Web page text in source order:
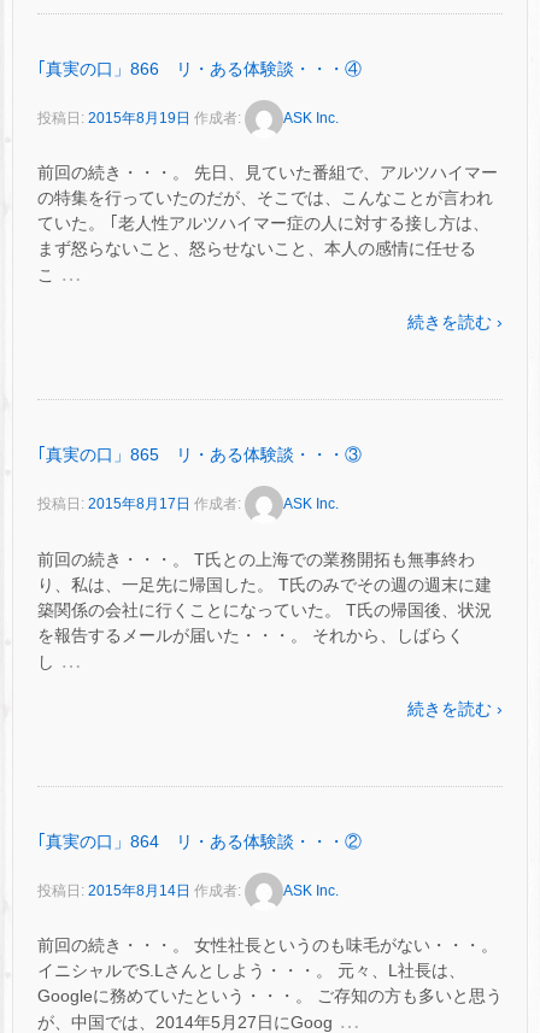
｢真実の口」866 リ・ある体験談・・・④
投稿日: 2015年8月19日 作成者: ASK Inc.
前回の続き・・・。 先日、見ていた番組で、アルツハイマー
の特集を行っていたのだが、そこでは、こんなことが言われ
ていた。 ｢老人性アルツハイマー症の人に対する接し方は、
まず怒らないこと、怒らせないこと、本人の感情に任せる
こ
…
続きを読む ›
｢真実の口」865 リ・ある体験談・・・③
投稿日: 2015年8月17日 作成者: ASK Inc.
前回の続き・・・。 T氏との上海での業務開拓も無事終わ
り、私は、一足先に帰国した。 T氏のみでその週の週末に建
築関係の会社に行くことになっていた。 T氏の帰国後、状況
を報告するメールが届いた・・・。 それから、しばらく
し …
続きを読む ›
｢真実の口」864 リ・ある体験談・・・②
投稿日: 2015年8月14日 作成者: ASK Inc.
前回の続き・・・。 女性社長というのも味毛がない・・・。
イニシャルでS.Lさんとしよう・・・。 元々、L社長は、
Googleに務めていたという・・・。 ご存知の方も多いと思う
が、中国では、2014年5月27日にGoog …